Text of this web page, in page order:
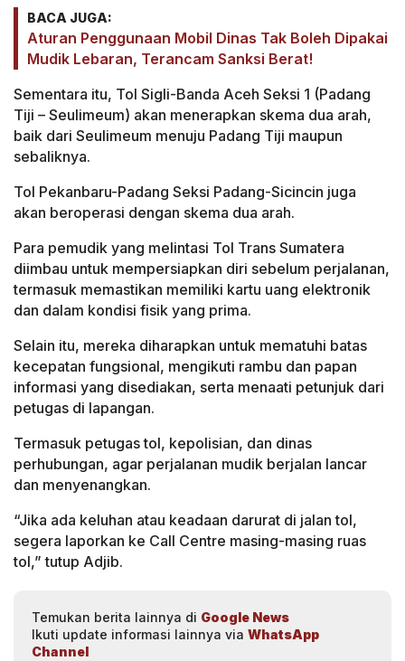
BACA JUGA:
Aturan Penggunaan Mobil Dinas Tak Boleh Dipakai
Mudik Lebaran, Terancam Sanksi Berat!
Sementara itu, Tol Sigli-Banda Aceh Seksi 1 (Padang
Tiji – Seulimeum) akan menerapkan skema dua arah,
baik dari Seulimeum menuju Padang Tiji maupun
sebaliknya.
Tol Pekanbaru-Padang Seksi Padang-Sicincin juga
akan beroperasi dengan skema dua arah.
Para pemudik yang melintasi Tol Trans Sumatera
diimbau untuk mempersiapkan diri sebelum perjalanan,
termasuk memastikan memiliki kartu uang elektronik
dan dalam kondisi fisik yang prima.
Selain itu, mereka diharapkan untuk mematuhi batas
kecepatan fungsional, mengikuti rambu dan papan
informasi yang disediakan, serta menaati petunjuk dari
petugas di lapangan.
Termasuk petugas tol, kepolisian, dan dinas
perhubungan, agar perjalanan mudik berjalan lancar
dan menyenangkan.
“Jika ada keluhan atau keadaan darurat di jalan tol,
segera laporkan ke Call Centre masing-masing ruas
tol,” tutup Adjib.
Temukan berita lainnya di Google News
Ikuti update informasi lainnya via WhatsApp
Channel